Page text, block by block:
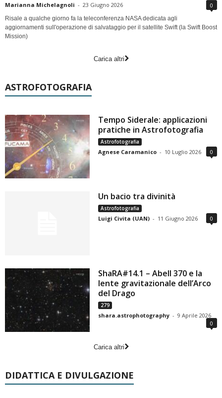
Marianna Michelagnoli - 23 Giugno 2026 0
Risale a qualche giorno fa la teleconferenza NASA dedicata agli
aggiornamenti sull'operazione di salvataggio per il satellite Swift (la Swift Boost
Mission)
Carica altri
ASTROFOTOGRAFIA
Tempo Siderale: applicazioni
pratiche in Astrofotografia
Astrofotografia
Agnese Caramanico - 10 Luglio 2026 0
Un bacio tra divinità
Astrofotografia
Luigi Civita (UAN) - 11 Giugno 2026 0
ShaRA#14.1 – Abell 370 e la
lente gravitazionale dell’Arco
del Drago
279
shara.astrophotography - 9 Aprile 2026
0
Carica altri
DIDATTICA E DIVULGAZIONE